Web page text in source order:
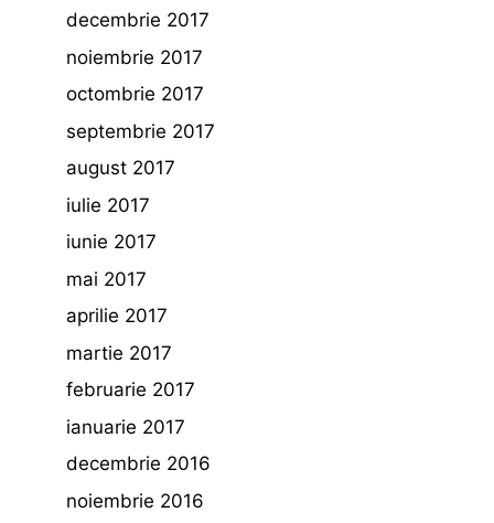
decembrie 2017
noiembrie 2017
octombrie 2017
septembrie 2017
august 2017
iulie 2017
iunie 2017
mai 2017
aprilie 2017
martie 2017
februarie 2017
ianuarie 2017
decembrie 2016
noiembrie 2016